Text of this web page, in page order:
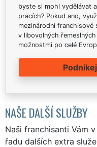
byste si mohl vydělávat
pracích? Pokud ano,
mezinárodní franchisové
v libovolných
možnostmi po celé
NAŠE DALŠÍ SLUŽBY
Naši franchisanti Vám
řadu dalších extra